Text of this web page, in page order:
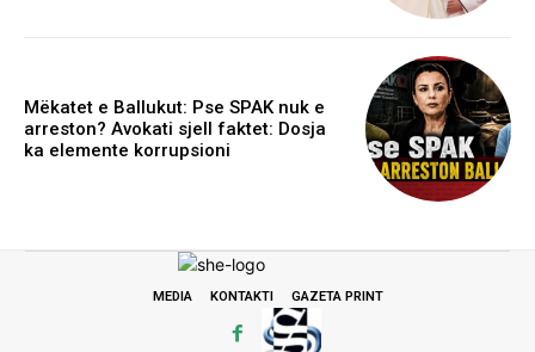
Mëkatet e Ballukut: Pse SPAK nuk e
arreston? Avokati sjell faktet: Dosja
ka elemente korrupsioni
MEDIA KONTAKTI GAZETA PRINT